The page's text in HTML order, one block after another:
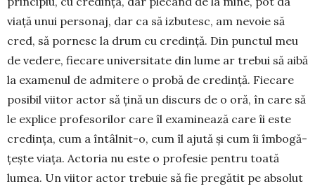
viață unui personaj, dar ca să izbutesc, am nevoie să
cred, să pornesc la drum cu credință. Din punctul meu
de vedere, fiecare universitate din lume ar trebui să aibă
la examenul de admitere o probă de credință. Fiecare
posibil viitor actor să țină un discurs de o oră, în care să
le explice pro­fesorilor care îl examinează care îi este
cre­dința, cum a întâlnit-o, cum îl ajută și cum îi îmbogă­
țește viața. Actoria nu este o profesie pentru toată
lumea. Un viitor actor trebuie să fie pregătit pe absolut